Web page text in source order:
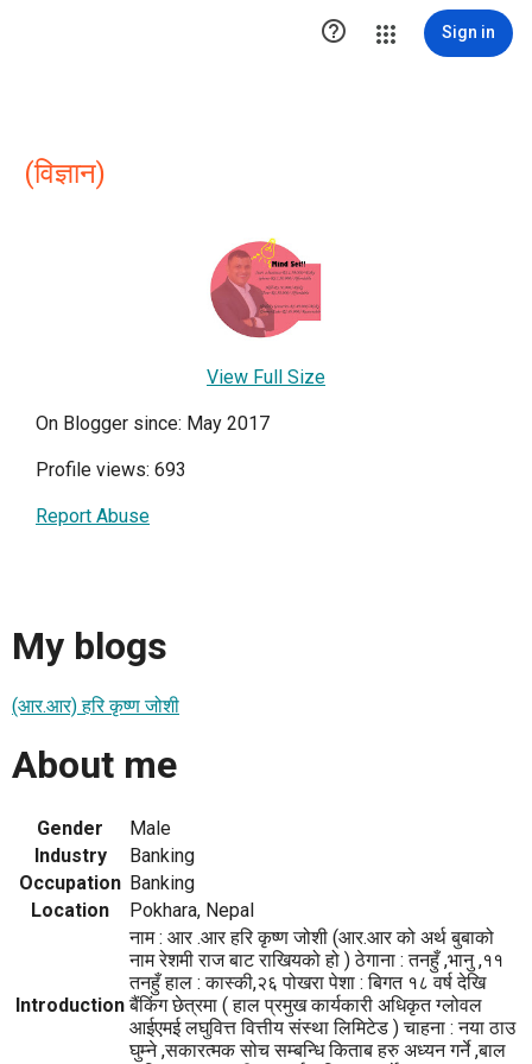
 Sign in
(विज्ञान)
View Full Size
On Blogger since: May 2017
Profile views: 693
Report Abuse
My blogs
(आर.आर) हरि कृष्ण जोशी
About me
Gender
Male
Industry
Banking
Occupation Banking
Location
Pokhara, Nepal
Introduction
नाम : आर .आर हरि कृष्ण जोशी (आर.आर को अर्थ बुबाको
नाम रेशमी राज बाट राखियको हो ) ठेगाना : तनहुँ ,भानु ,११
तनहुँ हाल : कास्की,२६ पोखरा पेशा : बिगत १८ वर्ष देखि
बैंकिंग छेत्रमा ( हाल प्रमुख कार्यकारी अधिकृत ग्लोवल
आईएमई लघुवित्त वित्तीय संस्था लिमिटेड ) चाहना : नया ठाउ
घुम्ने ,सकारत्मक सोच सम्बन्धि किताब हरु अध्यन गर्ने ,बाल